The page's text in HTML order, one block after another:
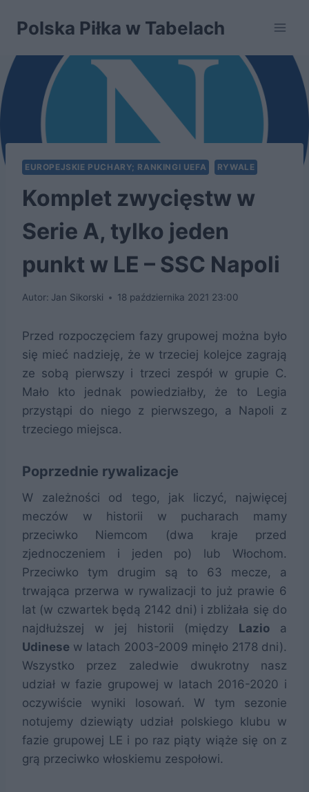
Polska Piłka w Tabelach
EUROPEJSKIE PUCHARY; RANKINGI UEFA RYWALE
Komplet zwycięstw w
Serie A, tylko jeden
punkt w LE – SSC Napoli
Autor: Jan Sikorski 18 października 2021 23:00
Przed rozpoczęciem fazy grupowej można było
się mieć nadzieję, że w trzeciej kolejce zagrają
ze sobą pierwszy i trzeci zespół w grupie C.
Mało kto jednak powiedziałby, że to Legia
przystąpi do niego z pierwszego, a Napoli z
trzeciego miejsca.
Poprzednie rywalizacje
W zależności od tego, jak liczyć, najwięcej
meczów w historii w pucharach mamy
przeciwko Niemcom (dwa kraje przed
zjednoczeniem i jeden po) lub Włochom.
Przeciwko tym drugim są to 63 mecze, a
trwająca przerwa w rywalizacji to już prawie 6
lat (w czwartek będą 2142 dni) i zbliżała się do
najdłuższej w jej historii (między Lazio a
Udinese w latach 2003-2009 minęło 2178 dni).
Wszystko przez zaledwie dwukrotny nasz
udział w fazie grupowej w latach 2016-2020 i
oczywiście wyniki losowań. W tym sezonie
notujemy dziewiąty udział polskiego klubu w
fazie grupowej LE i po raz piąty wiąże się on z
grą przeciwko włoskiemu zespołowi.